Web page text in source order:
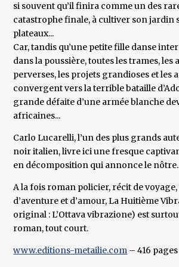
si souvent qu’il finira comme un des
catastrophe finale, à cultiver son jardin
plateaux...
Car, tandis qu’une petite fille danse
dans la poussière, toutes les trames, les
perverses, les projets grandioses et les
convergent vers la terrible bataille
grande défaite d’une armée blanche
africaines...
Carlo Lucarelli, l’un des plus grands
noir italien, livre ici une fresque
en décomposition qui annonce le nôtre.
A la fois roman policier, récit de
d’aventure et d’amour, La Huitième
original : L’Ottava vibrazione) est
roman, tout court.
www.editions-metailie.com – 416